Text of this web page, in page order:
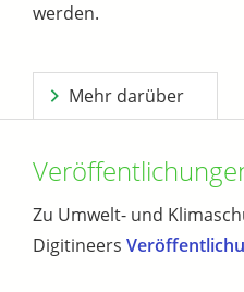
werden.
Mehr darüber
Zu Umwelt- und
Digitineers